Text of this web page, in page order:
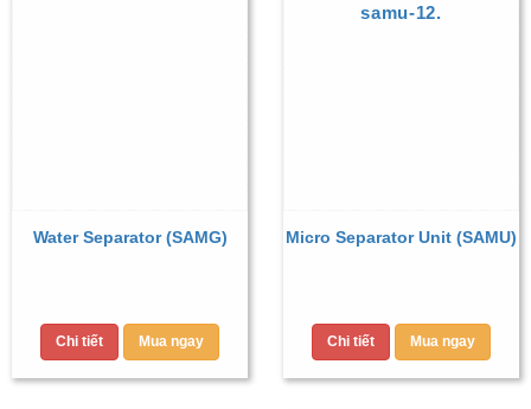
Water Separator (SAMG)
Chi tiết Mua ngay
Micro Separator Unit (SAMU)
Chi tiết Mua ngay